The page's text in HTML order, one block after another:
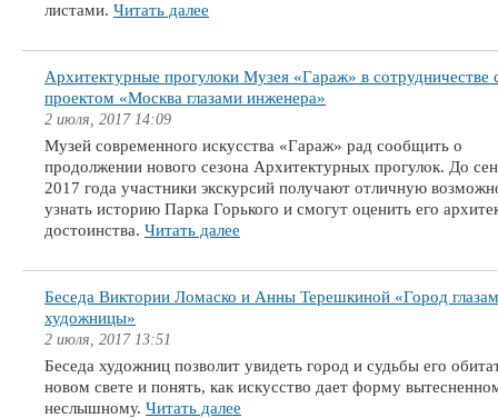
листами. Читать далее
Архитектурные прогулоки Музея «Гараж» в сотрудничестве
проектом «Москва глазами инженера»
2 июля, 2017 14:09
Музей современного искусства «Гараж» рад сообщить о
продолжении нового сезона Архитектурных прогулок. До
2017 года участники экскурсий получают отличную
узнать историю Парка Горького и смогут оценить его
достоинства. Читать далее
Беседа Виктории Ломаско и Анны Терешкиной «Город
художницы»
2 июля, 2017 13:51
Беседа художниц позволит увидеть город и судьбы его
новом свете и понять, как искусство дает форму
неслышному. Читать далее